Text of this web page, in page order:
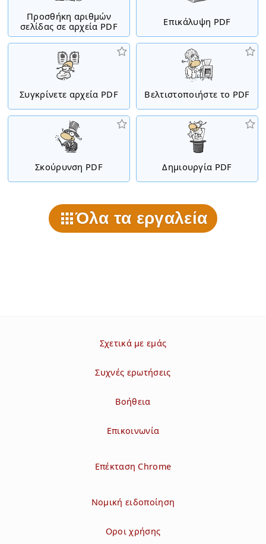
Προσθήκη αριθμών
σελίδας σε αρχεία PDF
Επικάλυψη PDF
Συγκρίνετε αρχεία PDF Βελτιστοποιήστε το PDF
Σκούρυνση PDF Δημιουργία PDF
Όλα τα εργαλεία
Σχετικά με εμάς
Συχνές ερωτήσεις
Βοήθεια
Επικοινωνία
Επέκταση Chrome
Νομική ειδοποίηση
Οροι χρήσης